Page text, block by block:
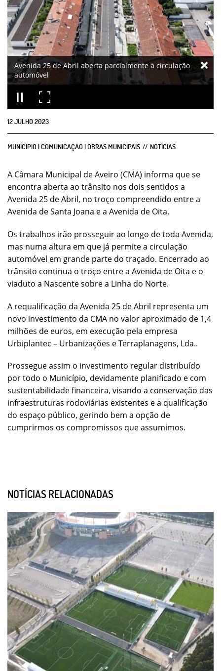
Avenida 25 de Abril aberta parcialmente à circulação
automóvel
12JULHO2023
MUNICIPIO | COMUNICAÇÃO | OBRAS MUNICIPAIS NOTÍCIAS
A Câmara Municipal de Aveiro (CMA) informa que se
encontra aberta ao trânsito nos dois sentidos a
Avenida 25 de Abril, no troço compreendido entre a
Avenida de Santa Joana e a Avenida de Oita.
Os trabalhos irão prosseguir ao longo de toda Avenida,
mas numa altura em que já permite a circulação
automóvel em grande parte do traçado. Encerrado ao
trânsito continua o troço entre a Avenida de Oita e o
viaduto a Nascente sobre a Linha do Norte.
A requalificação da Avenida 25 de Abril representa um
novo investimento da CMA no valor aproximado de 1,4
milhões de euros, em execução pela empresa
Urbiplantec – Urbanizações e Terraplanagens, Lda..
Prossegue assim o investimento regular distribuído
por todo o Município, devidamente planificado e com
sustentabilidade financeira, visando a conservação das
infraestruturas rodoviárias existentes e a qualificação
do espaço público, gerindo bem a opção de
cumprirmos os compromissos que assumimos.
NOTÍCIAS RELACIONADAS